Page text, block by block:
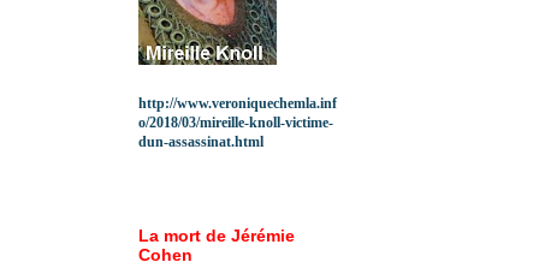
http://www.veroniquechemla.inf
o/2018/03/mireille-knoll-victime-
dun-assassinat.html
La mort de Jérémie
Cohen